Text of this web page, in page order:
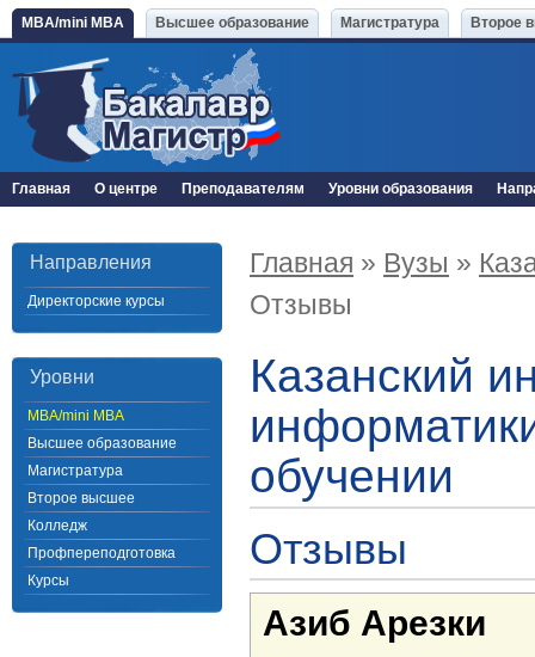
MBA/mini MBA Высшее образование Магистратура Второе
Главная О центре Преподавателям Уровни образования
Направления
Директорские курсы
Уровни
MBA/mini MBA
Высшее образование
Магистратура
Второе высшее
Колледж
Профпереподготовка
Курсы
Главная » Вузы »
Отзывы
Казанский
обучении
Отзывы
Азиб Арезки